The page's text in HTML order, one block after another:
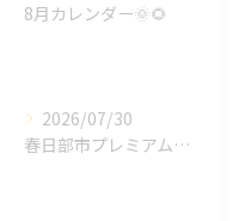
8月カレンダー🌞🌻⁡
2026/07/30
春日部市プレミアム商品券✨⁡